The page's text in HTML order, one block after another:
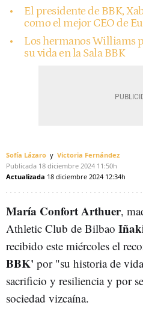
El presidente de BBK,
como el mejor CEO de
Los hermanos Williams
su vida en la Sala BBK
Sofía Lázaro
Victoria Fernández
Publicada 18 diciembre 2024 11:50h
Actualizada 18 diciembre 2024 12:34h
María Confort Arthuer,
Athletic Club de Bilbao
recibido este miércoles el
BBK' por "su historia de
sacrificio y resiliencia y por
sociedad vizcaína.